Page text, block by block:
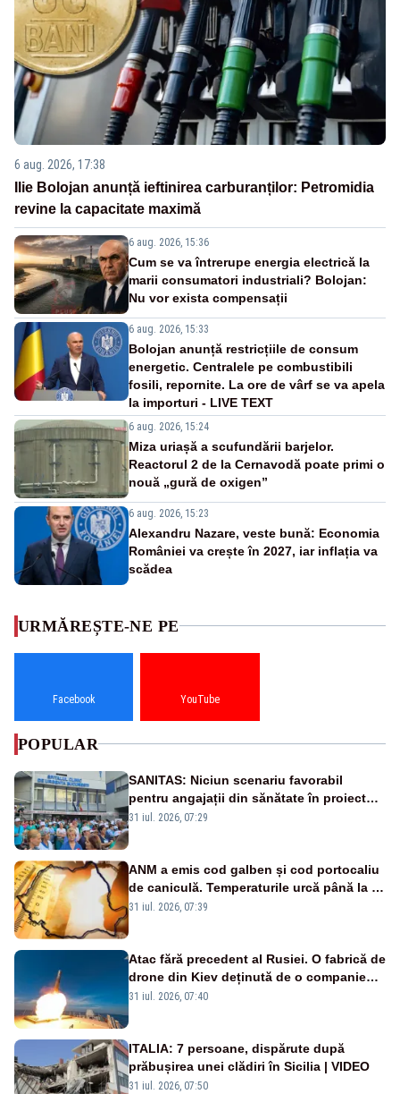
6 aug. 2026, 17:38
Ilie Bolojan anunță ieftinirea carburanților: Petromidia
revine la capacitate maximă
6 aug. 2026, 15:36
Cum se va întrerupe energia electrică la
marii consumatori industriali? Bolojan:
Nu vor exista compensații
6 aug. 2026, 15:33
Bolojan anunță restricțiile de consum
energetic. Centralele pe combustibili
fosili, repornite. La ore de vârf se va apela
la importuri - LIVE TEXT
6 aug. 2026, 15:24
Miza uriașă a scufundării barjelor.
Reactorul 2 de la Cernavodă poate primi o
nouă „gură de oxigen”
6 aug. 2026, 15:23
Alexandru Nazare, veste bună: Economia
României va crește în 2027, iar inflația va
scădea
URMĂREȘTE-NE PE
Facebook YouTube
POPULAR
SANITAS: Niciun scenariu favorabil
pentru angajații din sănătate în proiectul
Legii salarizării
31 iul. 2026, 07:29
ANM a emis cod galben și cod portocaliu
de caniculă. Temperaturile urcă până la 38
de grade, iar nopțile devin tropicale
31 iul. 2026, 07:39
Atac fără precedent al Rusiei. O fabrică de
drone din Kiev deținută de o companie
americană, distrusă de o rachetă
31 iul. 2026, 07:40
ITALIA: 7 persoane, dispărute după
prăbușirea unei clădiri în Sicilia | VIDEO
31 iul. 2026, 07:50